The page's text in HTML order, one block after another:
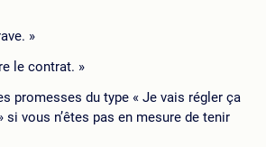
»
le contrat. »
promesses du type « Je vais régler ça
si vous n’êtes pas en mesure de tenir